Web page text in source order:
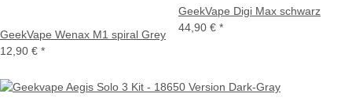
GeekVape Wenax M1 spiral Grey
12,90 € *
GeekVape Digi Max schwarz
44,90 € *